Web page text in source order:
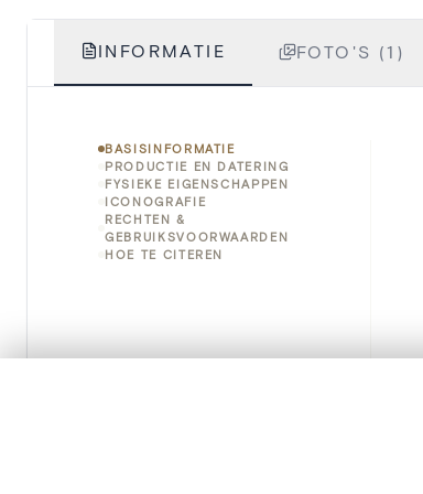
INFORMATIE FOTO'S (1)
BASISINFORMATIE
PRODUCTIE EN DATERING
FYSIEKE EIGENSCHAPPEN
ICONOGRAFIE
RECHTEN &
GEBRUIKSVOORWAARDEN
HOE TE CITEREN